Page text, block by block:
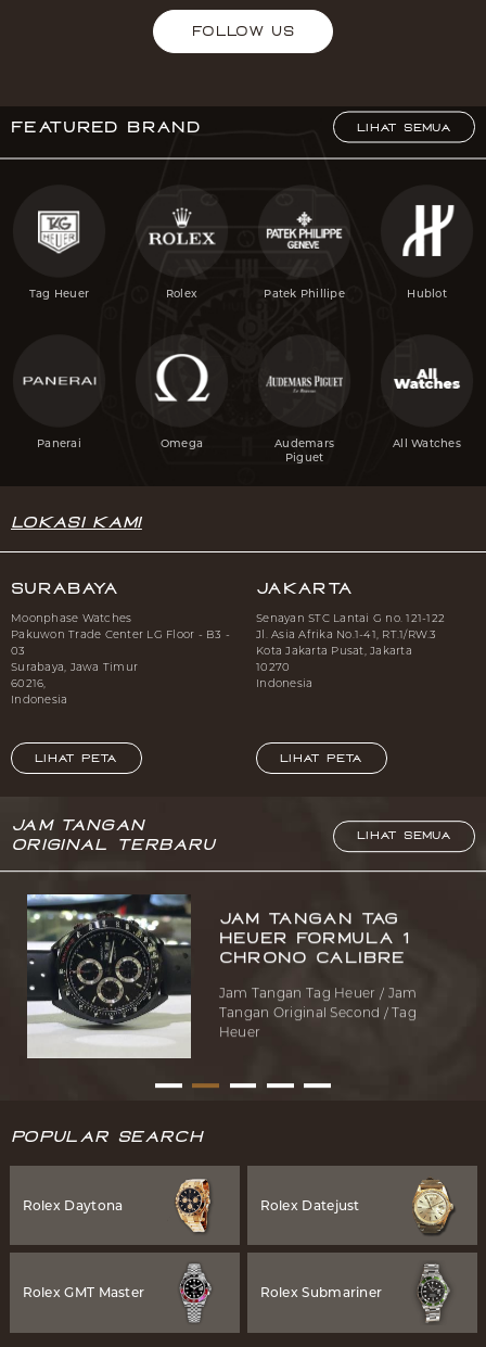
FOLLOW US
Featured Brand LIHAT SEMUA
Tag Heuer Rolex Patek Phillipe Hublot
Panerai Omega
Audemars
Piguet
All Watches
Lokasi Kami
Surabaya
Moonphase Watches
Pakuwon Trade Center LG Floor - B3 -
03
Surabaya, Jawa Timur
60216,
Indonesia
LIHAT PETA
Jakarta
Senayan STC Lantai G no. 121-122
Jl. Asia Afrika No.1-41, RT.1/RW.3
Kota Jakarta Pusat, Jakarta
10270
Indonesia
LIHAT PETA
Jam Tangan
Original Terbaru
LIHAT SEMUA
Jam Tangan Tag
Heuer Formula 1
Chrono Calibre
Jam Tangan Tag Heuer / Jam
Tangan Original Second / Tag
Heuer
Popular Search
Rolex Daytona Rolex Datejust
Rolex GMT Master Rolex Submariner